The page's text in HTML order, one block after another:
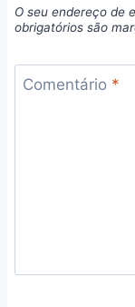
O seu endereço de
obrigatórios são
Comentário *